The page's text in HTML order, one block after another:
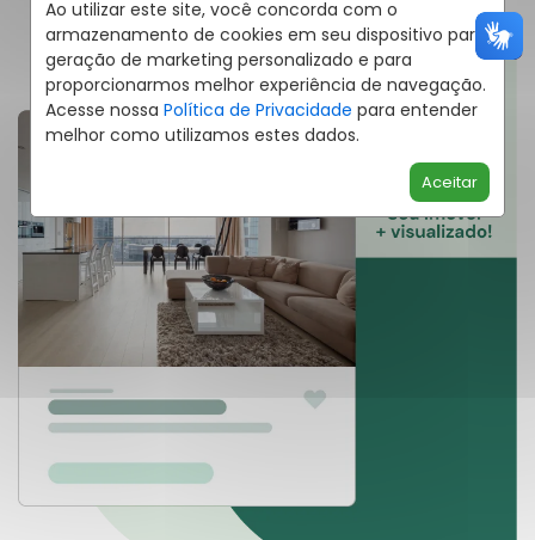
Ao utilizar este site, você concorda com o
armazenamento de cookies em seu dispositivo para
geração de marketing personalizado e para
proporcionarmos melhor experiência de navegação.
Acesse nossa Política de Privacidade para entender
melhor como utilizamos estes dados.
Aceitar